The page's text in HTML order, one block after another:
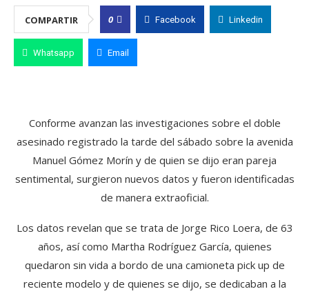
COMPARTIR 0 Facebook Linkedin
Whatsapp Email
Conforme avanzan las investigaciones sobre el doble
asesinado registrado la tarde del sábado sobre la avenida
Manuel Gómez Morín y de quien se dijo eran pareja
sentimental, surgieron nuevos datos y fueron identificadas
de manera extraoficial.
Los datos revelan que se trata de Jorge Rico Loera, de 63
años, así como Martha Rodríguez García, quienes
quedaron sin vida a bordo de una camioneta pick up de
reciente modelo y de quienes se dijo, se dedicaban a la